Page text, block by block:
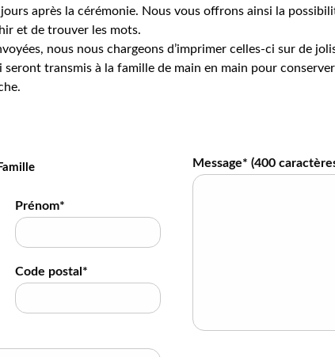
après la cérémonie. Nous vous offrons ainsi la
et de trouver les mots.
nous nous chargeons d’imprimer celles-ci sur de
transmis à la famille de main en main pour conserver
Famille
Prénom*
Code postal*
Message* (400